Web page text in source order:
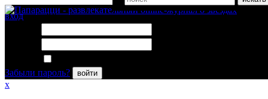
вход
Забыли пароль?
войти
x